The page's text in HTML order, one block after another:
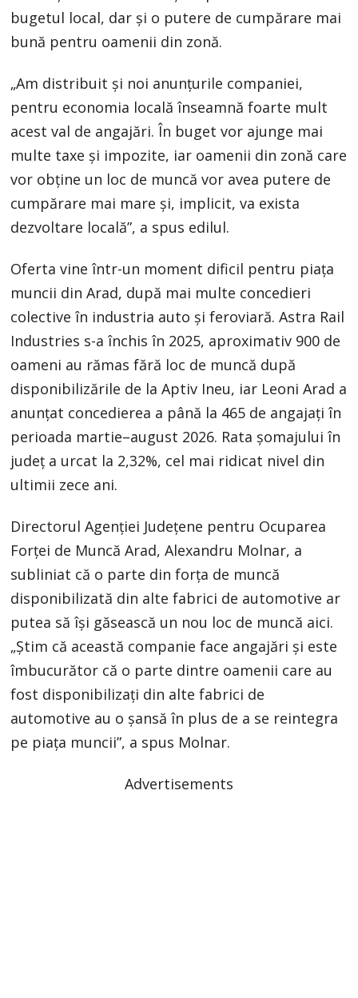
bugetul local, dar și o putere de cumpărare mai
bună pentru oamenii din zonă.
„Am distribuit și noi anunțurile companiei,
pentru economia locală înseamnă foarte mult
acest val de angajări. În buget vor ajunge mai
multe taxe și impozite, iar oamenii din zonă care
vor obține un loc de muncă vor avea putere de
cumpărare mai mare și, implicit, va exista
dezvoltare locală”, a spus edilul.
Oferta vine într-un moment dificil pentru piața
muncii din Arad, după mai multe concedieri
colective în industria auto și feroviară. Astra Rail
Industries s-a închis în 2025, aproximativ 900 de
oameni au rămas fără loc de muncă după
disponibilizările de la Aptiv Ineu, iar Leoni Arad a
anunțat concedierea a până la 465 de angajați în
perioada martie–august 2026. Rata șomajului în
județ a urcat la 2,32%, cel mai ridicat nivel din
ultimii zece ani.
Directorul Agenției Județene pentru Ocuparea
Forței de Muncă Arad, Alexandru Molnar, a
subliniat că o parte din forța de muncă
disponibilizată din alte fabrici de automotive ar
putea să își găsească un nou loc de muncă aici.
„Știm că această companie face angajări și este
îmbucurător că o parte dintre oamenii care au
fost disponibilizați din alte fabrici de
automotive au o șansă în plus de a se reintegra
pe piața muncii”, a spus Molnar.
Advertisements